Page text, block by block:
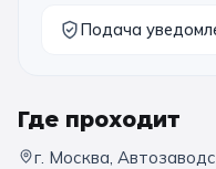
География
Все музеи
Подача
Где проходит
г. Москва,